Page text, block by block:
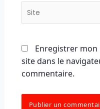
Site
Enregistrer mon
site dans le
commentaire.